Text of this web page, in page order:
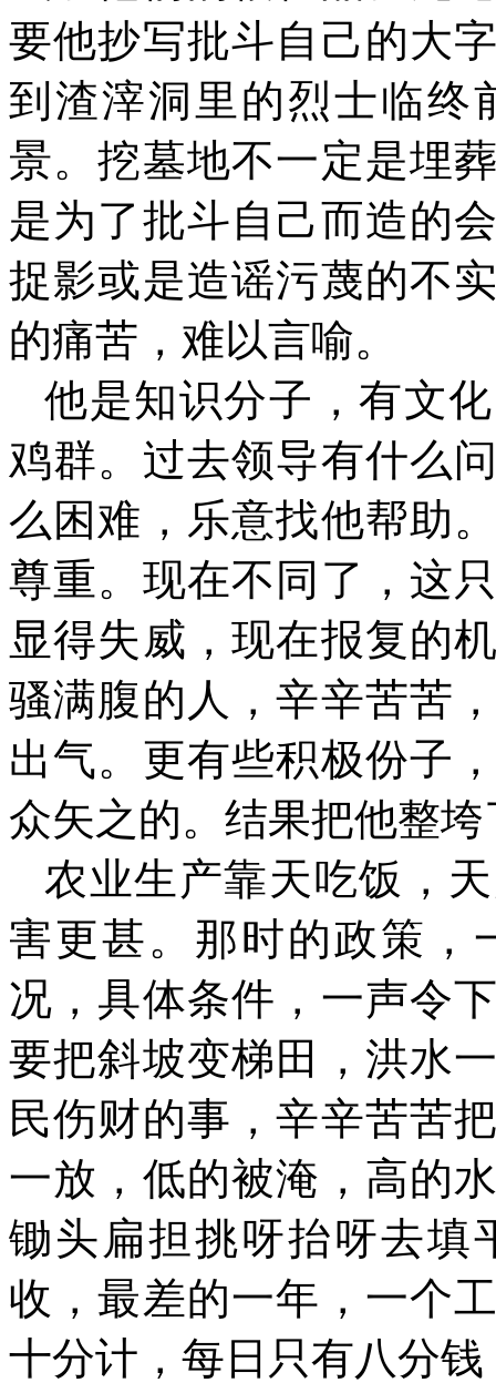
要他抄写批斗自己的大
到渣滓洞里的烈士临终
景。挖墓地不一定是埋
是为了批斗自己而造的
捉影或是造谣污蔑的不
的痛苦，难以言喻。
他是知识分子，有文
鸡群。过去领导有什么
么困难，乐意找他帮助
尊重。现在不同了，这
显得失威，现在报复的
骚满腹的人，辛辛苦苦
出气。更有些积极份子
众矢之的。结果把他整
农业生产靠天吃饭，
害更甚。那时的政策，
况，具体条件，一声令
要把斜坡变梯田，洪水
民伤财的事，辛辛苦苦
一放，低的被淹，高的
锄头扁担挑呀抬呀去填
收，最差的一年，一个
十分计，每日只有八分